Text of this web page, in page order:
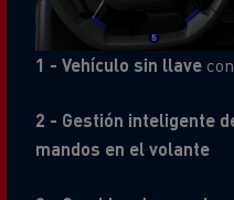
1 - Vehículo sin llave
2 - Gestión inteligente
mandos en el volante